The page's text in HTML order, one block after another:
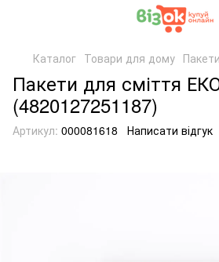
Каталог Товари для дому
Пакети для сміття
(4820127251187)
Артикул: 000081618 Написати відгук